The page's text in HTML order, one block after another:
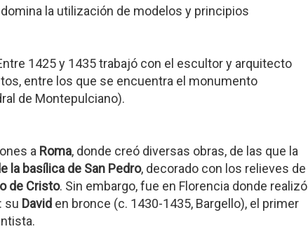
la utilización de modelos y principios
1425 y 1435 trabajó con el escultor y arquitecto
entre los que se encuentra el monumento
de Montepulciano).
a Roma, donde creó diversas obras, de las que la
la basílica de San Pedro, decorado con los relieves de
de Cristo. Sin embargo, fue en Florencia donde realizó
su David en bronce (c. 1430-1435, Bargello), el primer